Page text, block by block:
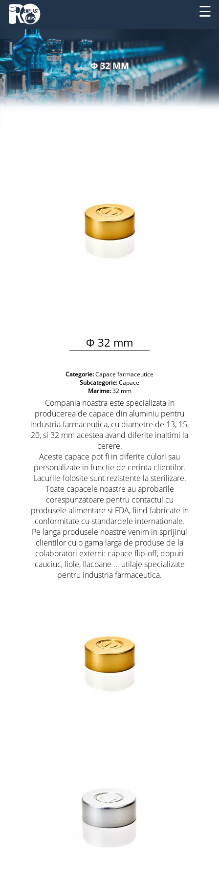
☰
RO
EN
DESPRE
NOI
PRODUSE
SERVICII
Φ 32 MM
Φ 32 mm
Categorie:Capace farmaceutice
Subcategorie:Capace
Marime:32 mm
Compania noastra este specializata in
producerea de capace din aluminiu pentru
industria farmaceutica, cu diametre de 13, 15,
20, si 32 mm acestea avand diferite inaltimi la
cerere.
Aceste capace pot fi in diferite culori sau
personalizate in functie de cerinta clientilor.
Lacurile folosite sunt rezistente la sterilizare.
Toate capacele noastre au aprobarile
corespunzatoare pentru contactul cu
produsele alimentare si FDA, fiind fabricate in
conformitate cu standardele internationale.
Pe langa produsele noastre venim in sprijinul
clientilor cu o gama larga de produse de la
colaboratori externi: capace flip-off, dopuri
cauciuc, fiole, flacoane ... utilaje specializate
pentru industria farmaceutica.